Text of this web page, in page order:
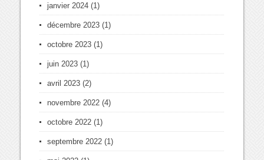
janvier 2024 (1)
décembre 2023 (1)
octobre 2023 (1)
juin 2023 (1)
avril 2023 (2)
novembre 2022 (4)
octobre 2022 (1)
septembre 2022 (1)